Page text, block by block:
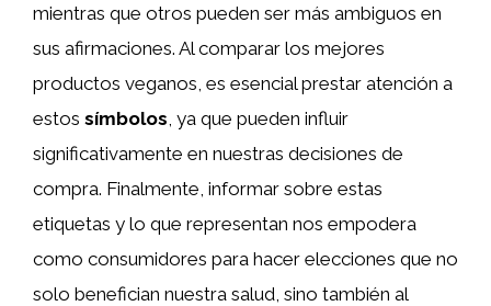
mientras que otros pueden ser más ambiguos en
sus afirmaciones. Al comparar los mejores
productos veganos, es esencial prestar atención a
estos símbolos, ya que pueden influir
significativamente en nuestras decisiones de
compra. Finalmente, informar sobre estas
etiquetas y lo que representan nos empodera
como consumidores para hacer elecciones que no
solo benefician nuestra salud, sino también al